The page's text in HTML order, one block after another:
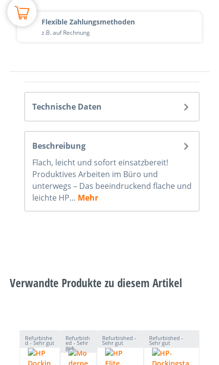
Flexible Zahlungsmethoden
z.B. auf Rechnung
Technische Daten
Beschreibung
Flach, leicht und sofort einsatzbereit!
Produktives Arbeiten im Büro und
unterwegs – Das beeindruckend flache und
leichte HP… Mehr
Verwandte Produkte zu diesem Artikel
Refurbishe
d - Sehr gut
Refurbish
ed - Sehr
gut
Refurbished -
Sehr gut
Refurbished -
Sehr gut